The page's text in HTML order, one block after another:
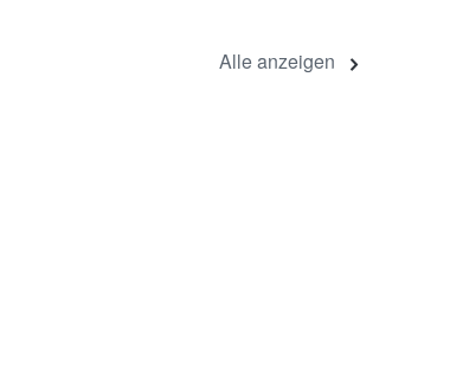
Alle anzeigen